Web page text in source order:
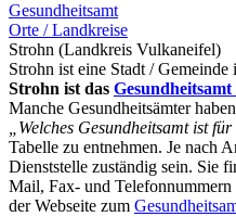
Gesundheitsamt
Orte / Landkreise
Strohn (Landkreis Vulkaneifel)
Strohn ist eine Stadt /
Strohn ist das
Manche Gesundheitsämter
„Welches Gesundheitsamt ist
Tabelle zu entnehmen. Je nach
Dienststelle zuständig sein. Sie
Mail, Fax- und
der Webseite zum